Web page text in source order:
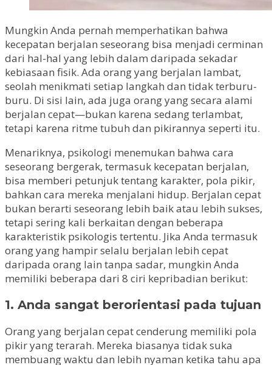
Mungkin Anda pernah memperhatikan bahwa
kecepatan berjalan seseorang bisa menjadi cerminan
dari hal-hal yang lebih dalam daripada sekadar
kebiasaan fisik. Ada orang yang berjalan lambat,
seolah menikmati setiap langkah dan tidak terburu-
buru. Di sisi lain, ada juga orang yang secara alami
berjalan cepat—bukan karena sedang terlambat,
tetapi karena ritme tubuh dan pikirannya seperti itu.
Menariknya, psikologi menemukan bahwa cara
seseorang bergerak, termasuk kecepatan berjalan,
bisa memberi petunjuk tentang karakter, pola pikir,
bahkan cara mereka menjalani hidup. Berjalan cepat
bukan berarti seseorang lebih baik atau lebih sukses,
tetapi sering kali berkaitan dengan beberapa
karakteristik psikologis tertentu. Jika Anda termasuk
orang yang hampir selalu berjalan lebih cepat
daripada orang lain tanpa sadar, mungkin Anda
memiliki beberapa dari 8 ciri kepribadian berikut:
1. Anda sangat berorientasi pada tujuan
Orang yang berjalan cepat cenderung memiliki pola
pikir yang terarah. Mereka biasanya tidak suka
membuang waktu dan lebih nyaman ketika tahu apa